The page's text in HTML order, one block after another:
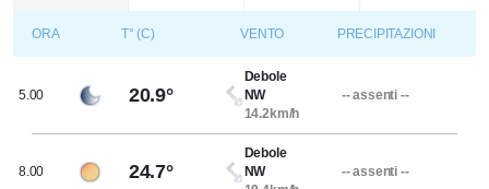
ORA T° (C) VENTO PRECIPITAZIONI
5.00 20.9°
Debole
NW
14.2km/h
-- assenti --
8.00 24.7°
Debole
NW
-- assenti --